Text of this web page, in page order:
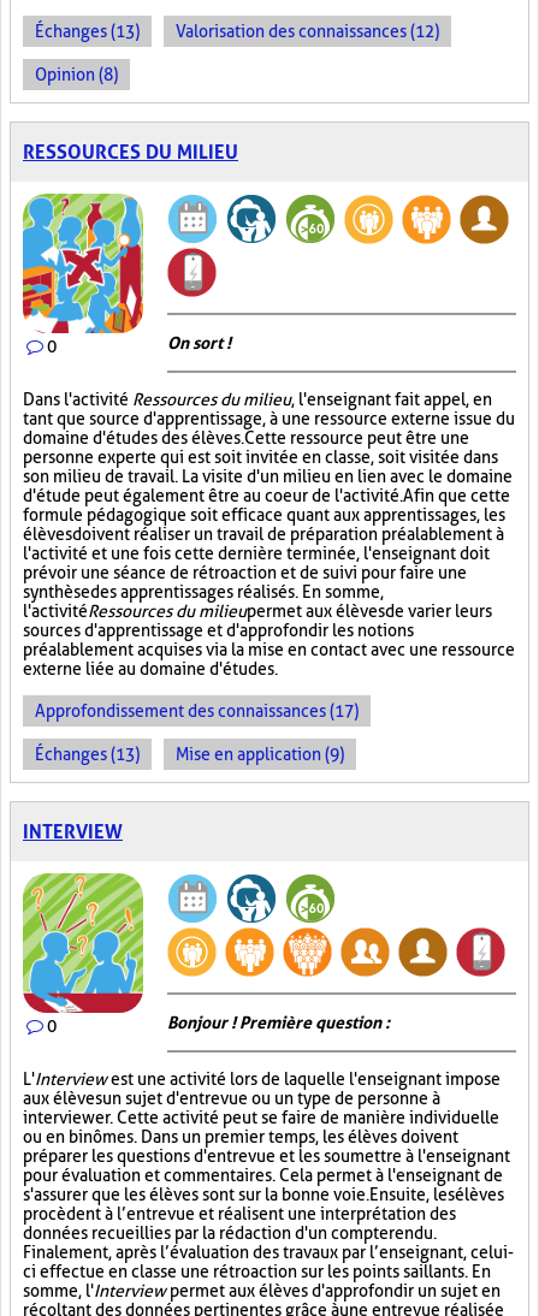
Échanges (13) Valorisation des connaissances (12)
Opinion (8)
RESSOURCES DU MILIEU
0 On sort !
Dans l'activité Ressources du milieu, l'enseignant fait appel, en
tant que source d'apprentissage, à une ressource externe issue du
domaine d'études des élèves. Cette ressource peut être une
personne experte qui est soit invitée en classe, soit visitée dans
son milieu de travail. La visite d'un milieu en lien avec le domaine
d'étude peut également être au coeur de l'activité. Afin que cette
formule pédagogique soit efficace quant aux apprentissages, les
élèves doivent réaliser un travail de préparation préalablement à
l'activité et une fois cette dernière terminée, l'enseignant doit
prévoir une séance de rétroaction et de suivi pour faire une
synthèse des apprentissages réalisés. En somme,
l'activitéRessources du milieupermet aux élèves de varier leurs
sources d'apprentissage et d'approfondir les notions
préalablement acquises via la mise en contact avec une ressource
externe liée au domaine d'études.
Approfondissement des connaissances (17)
Échanges (13) Mise en application (9)
INTERVIEW
0 Bonjour ! Première question :
L'Interviewest une activité lors de laquelle l'enseignant impose
aux élèves un sujet d'entrevue ou un type de personne à
interviewer. Cette activité peut se faire de manière individuelle
ou en binômes. Dans un premier temps, les élèves doivent
préparer les questions d'entrevue et les soumettre à l'enseignant
pour évaluation et commentaires. Cela permet à l'enseignant de
s'assurer que les élèves sont sur la bonne voie. Ensuite, les élèves
procèdent à l’entrevue et réalisent une interprétation des
données recueillies par la rédaction d'un compte rendu.
Finalement, après l’évaluation des travaux par l’enseignant, celui-
ci effectue en classe une rétroaction sur les points saillants. En
somme, l'Interviewpermet aux élèves d'approfondir un sujet en
récoltant des données pertinentes grâce à une entrevue réalisée